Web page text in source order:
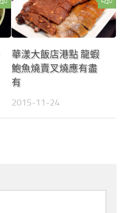
華漾大飯店港點 龍蝦
鮑魚燒賣叉燒應有盡
有
2015-11-24